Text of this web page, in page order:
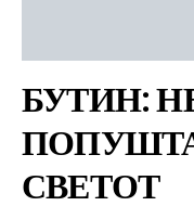
БУТИН:
СВЕТОТ